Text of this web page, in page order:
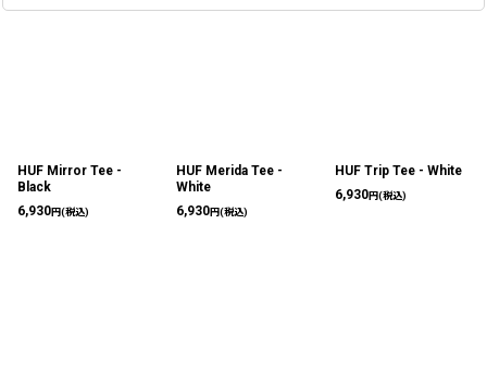
HUF Mirror Tee -
Black
6,930円(税込)
HUF Merida Tee -
White
6,930円(税込)
HUF Trip Tee - White
6,930円(税込)